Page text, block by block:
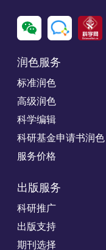
润色服务
标准润色
高级润色
科学编辑
科研基金申请书润色
服务价格
出版服务
科研推广
出版支持
期刊选择